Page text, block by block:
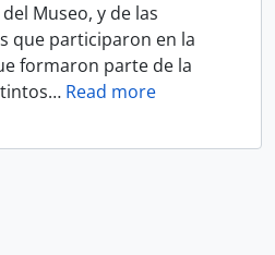
Museo, y de las
que participaron en la
formaron parte de la
… Read more